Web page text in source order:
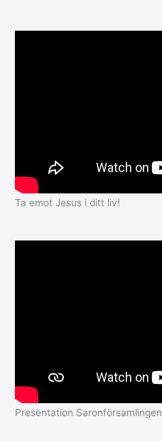
Ta emot Jesus i ditt liv!
Presentation Saronförsamlingen